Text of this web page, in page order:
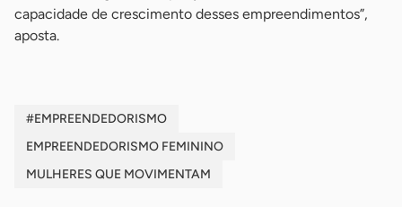
capacidade de crescimento desses empreendimentos”,
aposta.
#EMPREENDEDORISMO
EMPREENDEDORISMO FEMININO
MULHERES QUE MOVIMENTAM